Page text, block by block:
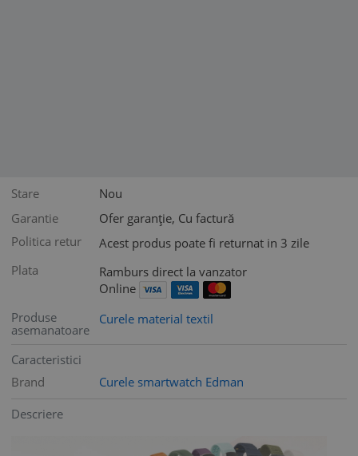
Stare
Nou
Garantie
Ofer garanție, Cu factură
Politica retur
Acest produs poate fi returnat in 3 zile
Plata
Ramburs direct la vanzator
Online
Produse
asemanatoare
Curele material textil
Caracteristici
Brand
Curele smartwatch Edman
Descriere